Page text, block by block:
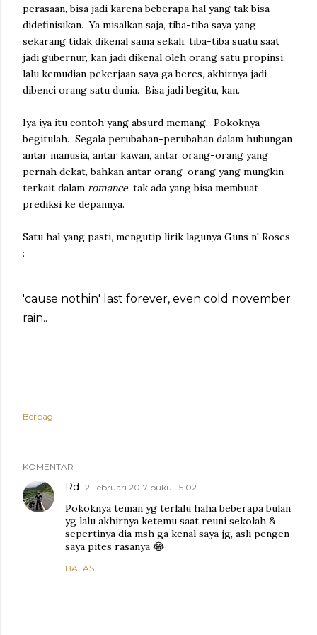
perasaan, bisa jadi karena beberapa hal yang tak bisa
didefinisikan. Ya misalkan saja, tiba-tiba saya yang
sekarang tidak dikenal sama sekali, tiba-tiba suatu saat
jadi gubernur, kan jadi dikenal oleh orang satu propinsi,
lalu kemudian pekerjaan saya ga beres, akhirnya jadi
dibenci orang satu dunia. Bisa jadi begitu, kan.
Iya iya itu contoh yang absurd memang. Pokoknya
begitulah. Segala perubahan-perubahan dalam hubungan
antar manusia, antar kawan, antar orang-orang yang
pernah dekat, bahkan antar orang-orang yang mungkin
terkait dalam romance, tak ada yang bisa membuat
prediksi ke depannya.
Satu hal yang pasti, mengutip lirik lagunya Guns n' Roses
:
'cause nothin' last forever, even cold november
rain..
Berbagi
KOMENTAR
Rd 2 Februari 2017 pukul 15.02
Pokoknya teman yg terlalu haha beberapa bulan
yg lalu akhirnya ketemu saat reuni sekolah &
sepertinya dia msh ga kenal saya jg, asli pengen
saya pites rasanya 😂
BALAS